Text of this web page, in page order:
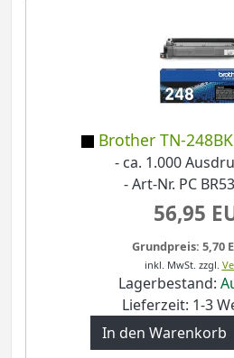
Brother TN-
- ca. 1.000
- Art-Nr. PC
56,95
Grundpreis: 5,70
inkl. MwSt. zzgl.
Lagerbestand:
Lieferzeit: 1-3